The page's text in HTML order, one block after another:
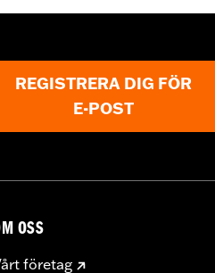
(fall over while
injury in a collision with
stop and go operating
REGISTRERA DIG FÖR
E-POST
OSS
företag